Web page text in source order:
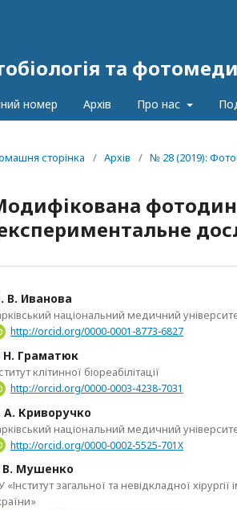
та
номер Архів Про нас
сторінка / Архів / № 28 (2019):
В. Иванова
національний медичний
http://orcid.org/0000-0001-8773-6827
Н. Граматюк
клітинної біореабілітації
http://orcid.org/0000-0003-4238-7031
A. Криворучко
національний медичний
http://orcid.org/0000-0002-5525-701X
В. Мушенко
«Інститут загальної та невідкладної